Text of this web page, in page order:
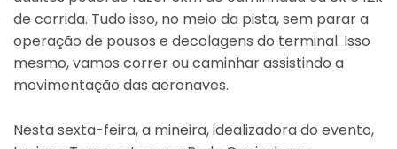
de corrida. Tudo isso, no meio da pista, sem parar a
operação de pousos e decolagens do terminal. Isso
mesmo, vamos correr ou caminhar assistindo a
movimentação das aeronaves.
Nesta sexta-feira, a mineira, idealizadora do evento,